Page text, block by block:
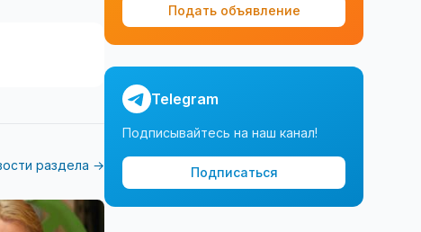
раздела →
Подать объявление
Telegram
Подписывайтесь на наш канал!
Подписаться